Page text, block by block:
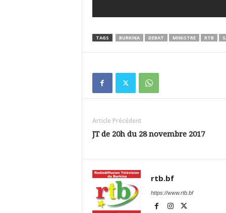
TAGS BURKINA DEBAT MINISTRE RTB
Article Précédent
JT de 20h du 28 novembre 2017
rtb.bf
https://www.rtb.bf